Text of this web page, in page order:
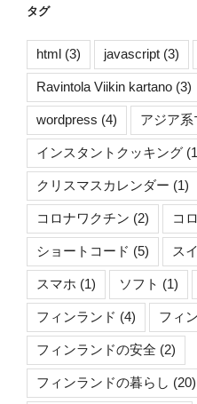
タグ
html (3) javascript (3)
Ravintola Viikin kartano (3)
wordpress (4) アジア系
インスタントクッキング
クリスマスカレンダー (1)
コロナワクチン (2) コ
ショートコード (5) ス
スマホ (1) ソフト (1)
フィンランド (4) フィ
フィンランドの安全 (2)
フィンランドの暮らし (20)